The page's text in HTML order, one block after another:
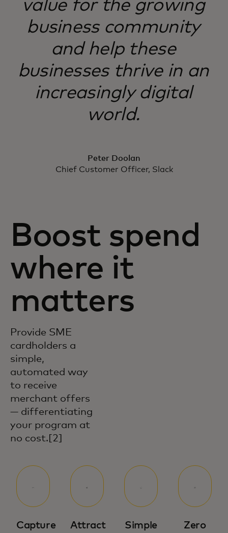
value for the growing
business community
and help these
businesses thrive in an
increasingly digital
world.
Peter Doolan
Chief Customer Officer, Slack
Boost spend
where it
matters
Provide SME
cardholders a
simple,
automated way
to receive
merchant offers
— differentiating
your program at
no cost.[2]
Capture
Attract
Simple
Zero